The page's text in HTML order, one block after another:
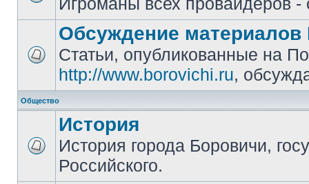
Обсуждение материалов
Статьи, опубликованные на
http://www.borovichi.ru,
Общество
История
История города Боровичи,
Российского.